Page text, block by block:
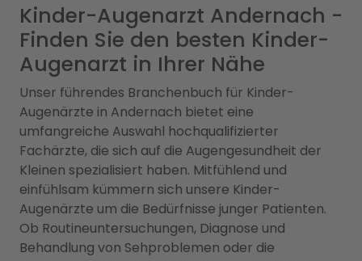
Kinder-Augenarzt Andernach -
Finden Sie den besten Kinder-
Augenarzt in Ihrer Nähe
Unser führendes Branchenbuch für Kinder-
Augenärzte in Andernach bietet eine
umfangreiche Auswahl hochqualifizierter
Fachärzte, die sich auf die Augengesundheit der
Kleinen spezialisiert haben. Mitfühlend und
einfühlsam kümmern sich unsere Kinder-
Augenärzte um die Bedürfnisse junger Patienten.
Ob Routineuntersuchungen, Diagnose und
Behandlung von Sehproblemen oder die